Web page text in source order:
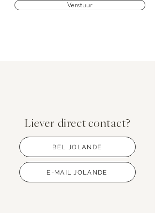
Verstuur
Liever direct contact?
BEL JOLANDE
E-MAIL JOLANDE